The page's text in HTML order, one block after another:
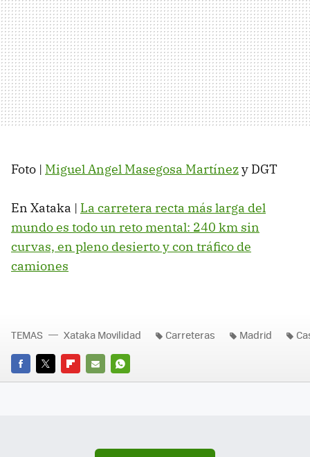
Foto | Miguel Angel Masegosa Martínezy DGT
En Xataka | La carretera recta más larga del
mundo es todo un reto mental: 240 km sin
curvas, en pleno desierto y con tráfico de
camiones
FACEBOOK
TWITTERFLIPBOARD
E-
WHATSAPP
TEMAS Xataka Movilidad Carreteras Madrid